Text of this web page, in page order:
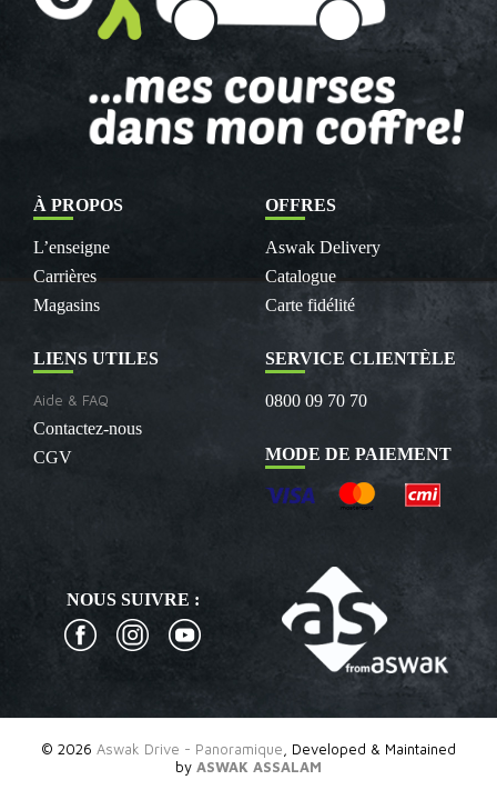
À PROPOS
L’enseigne
Carrières
Magasins
OFFRES
Aswak Delivery
Catalogue
Carte fidélité
LIENS UTILES
Aide & FAQ
Contactez-nous
CGV
SERVICE CLIENTÈLE
0800 09 70 70
MODE DE PAIEMENT
NOUS SUIVRE :
© 2026 Aswak Drive - Panoramique , Developed & Maintained
by ASWAK ASSALAM